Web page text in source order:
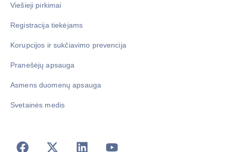
Viešieji pirkimai
Registracija tiekėjams
Korupcijos ir sukčiavimo prevencija
Pranešėjų apsauga
Asmens duomenų apsauga
Svetainės medis